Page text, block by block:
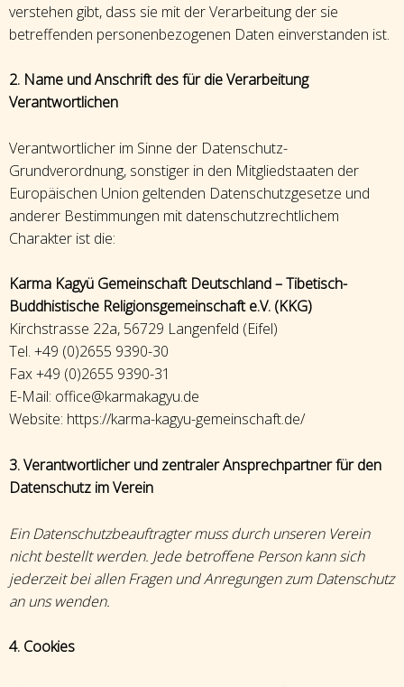
verstehen gibt, dass sie mit der Verarbeitung der sie
betreffenden personenbezogenen Daten einverstanden ist.
2. Name und Anschrift des für die Verarbeitung
Verantwortlichen
Verantwortlicher im Sinne der Datenschutz-
Grundverordnung, sonstiger in den Mitgliedstaaten der
Europäischen Union geltenden Datenschutzgesetze und
anderer Bestimmungen mit datenschutzrechtlichem
Charakter ist die:
Karma Kagyü Gemeinschaft Deutschland – Tibetisch-
Buddhistische Religionsgemeinschaft e.V. (KKG)
Kirchstrasse 22a, 56729 Langenfeld (Eifel)
Tel. +49 (0)2655 9390-30
Fax +49 (0)2655 9390-31
E-Mail: office@karmakagyu.de
Website: https://karma-kagyu-gemeinschaft.de/
3. Verantwortlicher und zentraler Ansprechpartner für den
Datenschutz im Verein
Ein Datenschutzbeauftragter muss durch unseren Verein
nicht bestellt werden. Jede betroffene Person kann sich
jederzeit bei allen Fragen und Anregungen zum Datenschutz
an uns wenden.
4. Cookies